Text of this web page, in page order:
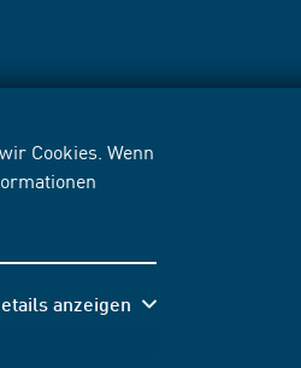
Cookies. Wenn
anzeigen